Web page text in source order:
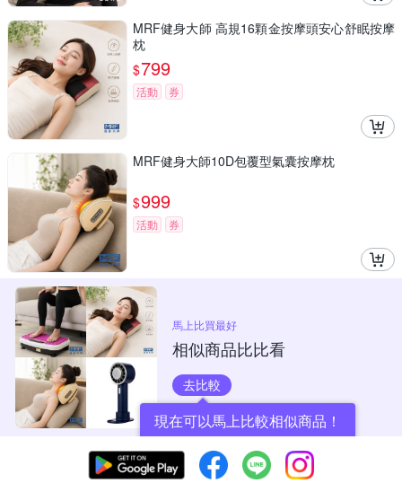
MRF健身大師 高規16顆金按摩頭安心舒眠按摩
枕
$799
活動 券
MRF健身大師10D包覆型氣囊按摩枕
$999
活動 券
馬上比買最好
相似商品比比看
去比較
現在可以馬上比較相似商品！